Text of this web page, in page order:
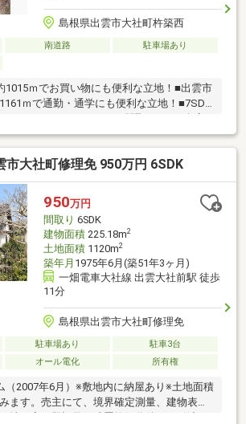
島根県出雲市大社町杵築西
南道路
駐車場あり
1015ｍでお買い物にも便利な立地！■出雲市
ｍで通勤・通学にも便利な立地！■7SDK
納も可能です。
市大社町修理免 950万円 6SDK
950万円
間取り 6SDK
建物面積225.18m2
土地面積1120m2
築年月 1975年6月(築51年3ヶ月)
一畑電車大社線 出雲大社前駅 徒歩
11分
島根県出雲市大社町修理免
駐車場あり
駐車3台
オール電化 所有権
（2007年6月）※敷地内に納屋あり※土地面積
ます。売主にて、境界確定測量、建物表題
地目変更登記及び残置物処分後にお引渡